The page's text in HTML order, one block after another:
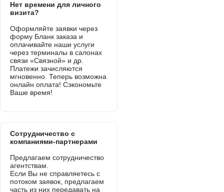
Нет времени для личного
визита?
Оформляйте заявки через
форму Бланк заказа и
оплачивайте наши услуги
через терминалы в салонах
связи «Связной» и др.
Платежи зачисляются
мгновенно. Теперь возможна
онлайн оплата! Сэкономьте
Ваше время!
Сотрудничество с
компаниями-партнерами
Предлагаем сотрудничество
агентствам.
Если Вы не справляетесь с
потоком заявок, предлагаем
часть из них передавать на